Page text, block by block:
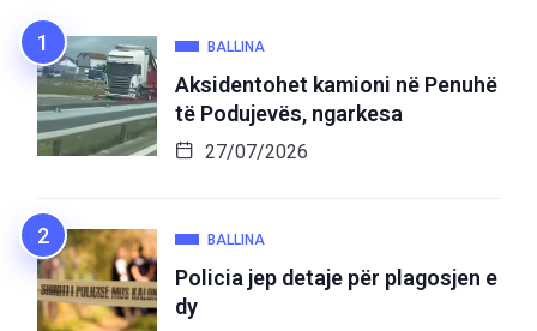
BALLINA
Aksidentohet kamioni në Penuhë
të Podujevës, ngarkesa
27/07/2026
BALLINA
Policia jep detaje për plagosjen e
dy